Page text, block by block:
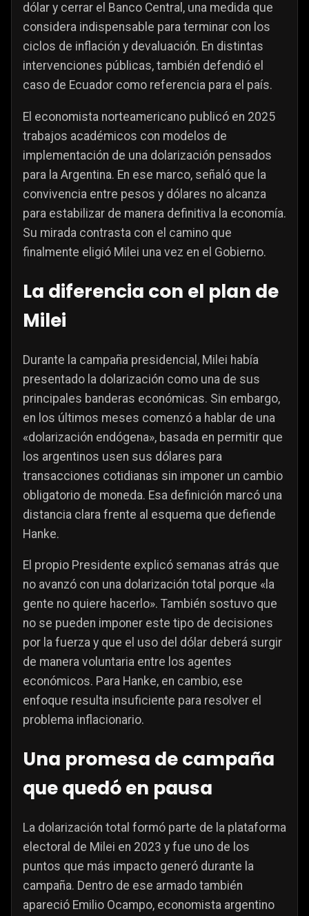
dólar y cerrar el Banco Central, una medida que
considera indispensable para terminar con los
ciclos de inflación y devaluación. En distintas
intervenciones públicas, también defendió el
caso de Ecuador como referencia para el país.
El economista norteamericano publicó en 2025
trabajos académicos con modelos de
implementación de una dolarización pensados
para la Argentina. En ese marco, señaló que la
convivencia entre pesos y dólares no alcanza
para estabilizar de manera definitiva la economía.
Su mirada contrasta con el camino que
finalmente eligió Milei una vez en el Gobierno.
La diferencia con el plan de
Milei
Durante la campaña presidencial, Milei había
presentado la dolarización como una de sus
principales banderas económicas. Sin embargo,
en los últimos meses comenzó a hablar de una
«dolarización endógena», basada en permitir que
los argentinos usen sus dólares para
transacciones cotidianas sin imponer un cambio
obligatorio de moneda. Esa definición marcó una
distancia clara frente al esquema que defiende
Hanke.
El propio Presidente explicó semanas atrás que
no avanzó con una dolarización total porque «la
gente no quiere hacerlo». También sostuvo que
no se pueden imponer este tipo de decisiones
por la fuerza y que el uso del dólar deberá surgir
de manera voluntaria entre los agentes
económicos. Para Hanke, en cambio, ese
enfoque resulta insuficiente para resolver el
problema inflacionario.
Una promesa de campaña
que quedó en pausa
La dolarización total formó parte de la plataforma
electoral de Milei en 2023 y fue uno de los
puntos que más impacto generó durante la
campaña. Dentro de ese armado también
apareció Emilio Ocampo, economista argentino